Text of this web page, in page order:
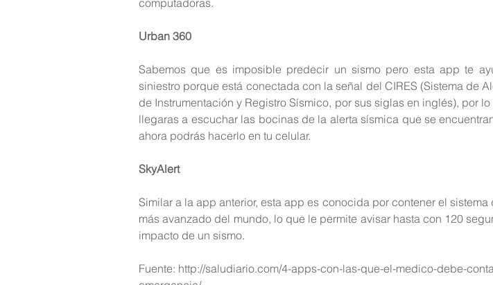
Urban 360
Sabemos que es imposible predecir un sismo pero esta app te
siniestro porque está conectada con la señal del CIRES (Sistema de
de Instrumentación y Registro Sísmico, por sus siglas en inglés), por
llegaras a escuchar las bocinas de la alerta sísmica que se
ahora podrás hacerlo en tu celular.
SkyAlert
Similar a la app anterior, esta app es conocida por contener el
más avanzado del mundo, lo que le permite avisar hasta con 120
impacto de un sismo.
Fuente: http://saludiario.com/4-apps-con-las-que-el-medico-debe-